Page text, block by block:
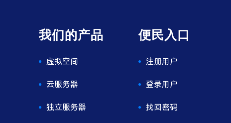
我们的产品
虚拟空间
云服务器
独立服务器
便民入口
注册用户
登录用户
找回密码